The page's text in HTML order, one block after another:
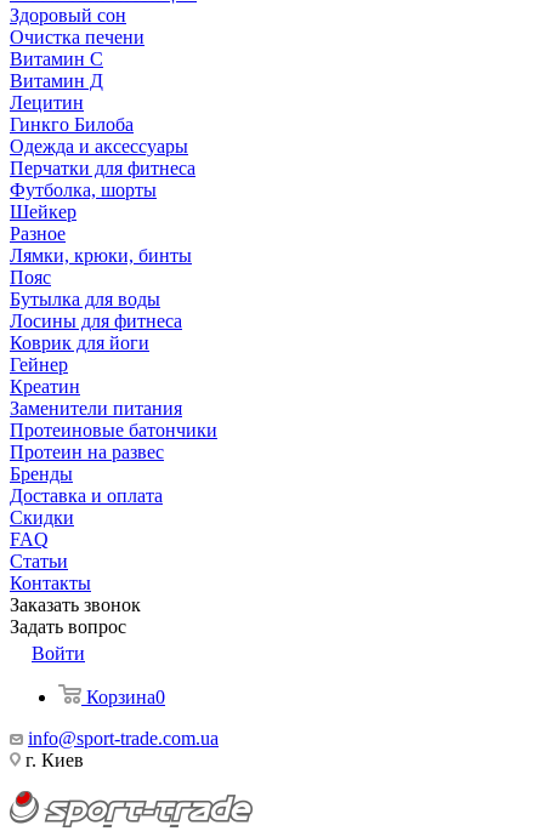
Здоровый сон
Очистка печени
Витамин С
Витамин Д
Лецитин
Гинкго Билоба
Одежда и аксессуары
Перчатки для фитнеса
Футболка, шорты
Шейкер
Разное
Лямки, крюки, бинты
Пояс
Бутылка для воды
Лосины для фитнеса
Коврик для йоги
Гейнер
Креатин
Заменители питания
Протеиновые батончики
Протеин на развес
Бренды
Доставка и оплата
Скидки
FAQ
Статьи
Контакты
Заказать звонок
Задать вопрос
Войти
Корзина0
info@sport-trade.com.ua
г. Киев